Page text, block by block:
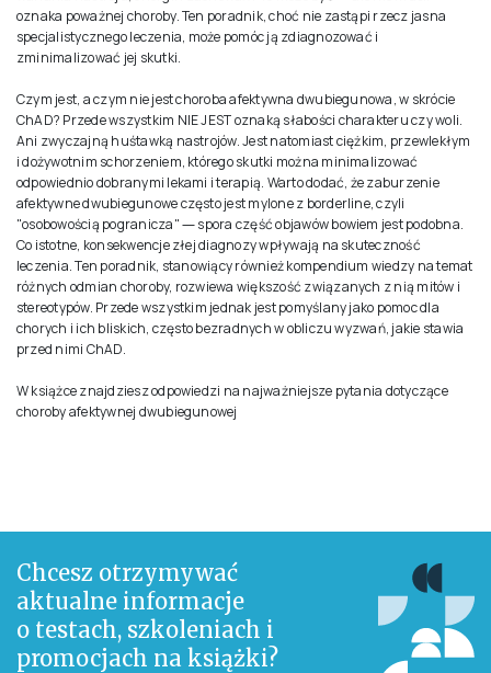
oznaka poważnej choroby. Ten poradnik, choć nie zastąpi rzecz jasna
specjalistycznego leczenia, może pomóc ją zdiagnozować i
zminimalizować jej skutki.
Czym jest, a czym nie jest choroba afektywna dwubiegunowa, w skrócie
ChAD? Przede wszystkim NIE JEST oznaką słabości charakteru czy woli.
Ani zwyczajną huśtawką nastrojów. Jest natomiast ciężkim, przewlekłym
i dożywotnim schorzeniem, którego skutki można minimalizować
odpowiednio dobranymi lekami i terapią. Warto dodać, że zaburzenie
afektywne dwubiegunowe często jest mylone z borderline, czyli
"osobowością pogranicza" ― spora część objawów bowiem jest podobna.
Co istotne, konsekwencje złej diagnozy wpływają na skuteczność
leczenia. Ten poradnik, stanowiący również kompendium wiedzy na temat
różnych odmian choroby, rozwiewa większość związanych z nią mitów i
stereotypów. Przede wszystkim jednak jest pomyślany jako pomoc dla
chorych i ich bliskich, często bezradnych w obliczu wyzwań, jakie stawia
przed nimi ChAD.
W książce znajdziesz odpowiedzi na najważniejsze pytania dotyczące
choroby afektywnej dwubiegunowej
Chcesz otrzymywać
aktualne informacje
o testach, szkoleniach i
promocjach na książki?